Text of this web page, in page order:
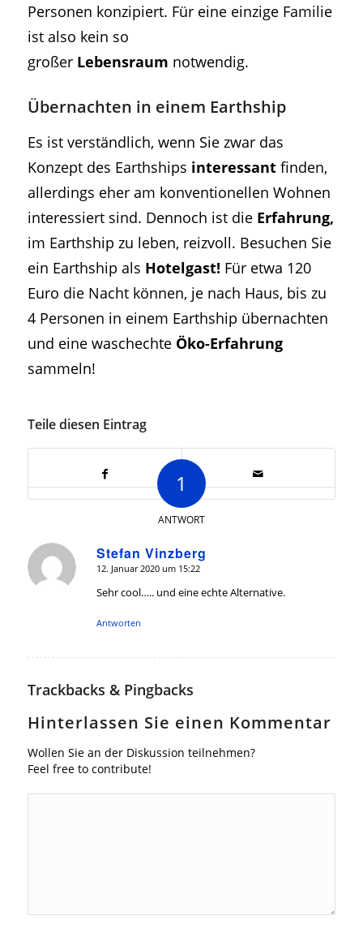
Personen konzipiert. Für eine einzige Familie
ist also kein so
großer Lebensraum notwendig.
Übernachten in einem Earthship
Es ist verständlich, wenn Sie zwar das
Konzept des Earthships interessantfinden,
allerdings eher am konventionellen Wohnen
interessiert sind. Dennoch ist die Erfahrung,
im Earthship zu leben, reizvoll. Besuchen Sie
ein Earthship als Hotelgast! Für etwa 120
Euro die Nacht können, je nach Haus, bis zu
4 Personen in einem Earthship übernachten
und eine waschechte Öko-Erfahrung
sammeln!
Teile diesen Eintrag
1
ANTWORT
Stefan Vinzberg
says:
12. Januar 2020 um 15:22
Sehr cool….. und eine echte Alternative.
Antworten
Trackbacks & Pingbacks
Hinterlassen Sie einen Kommentar
Wollen Sie an der Diskussion teilnehmen?
Feel free to contribute!